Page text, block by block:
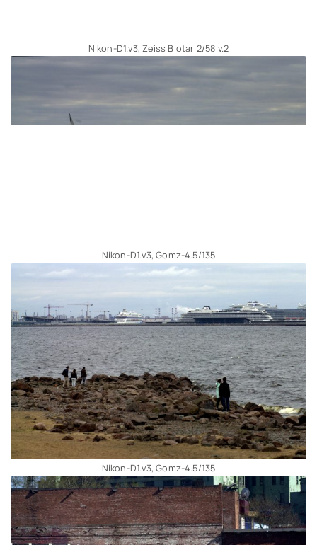
Nikon-D1.v3, Zeiss Biotar 2/58 v.2
Nikon-D1.v3, Gomz-4.5/135
Nikon-D1.v3, Gomz-4.5/135